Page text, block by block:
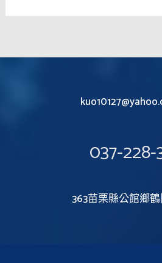
037-228-
363苗栗縣公館鄉